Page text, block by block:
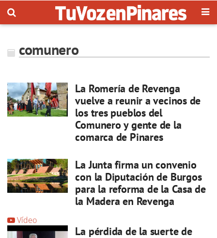
comunero
La Romería de Revenga
vuelve a reunir a vecinos de
los tres pueblos del
Comunero y gente de la
comarca de Pinares
La Junta firma un convenio
con la Diputación de Burgos
para la reforma de la Casa de
la Madera en Revenga
Vídeo
La pérdida de la suerte de